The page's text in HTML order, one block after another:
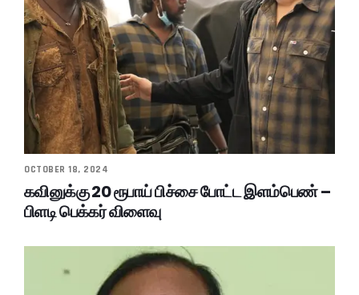
OCTOBER 18, 2024
கவினுக்கு 20 ரூபாய் பிச்சை போட்ட இளம்பெண் –
பிளடி பெக்கர் விளைவு